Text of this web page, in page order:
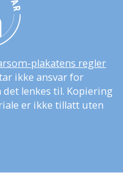
plakatens regler
ikke ansvar for
lenkes til. Kopiering
er ikke tillatt uten